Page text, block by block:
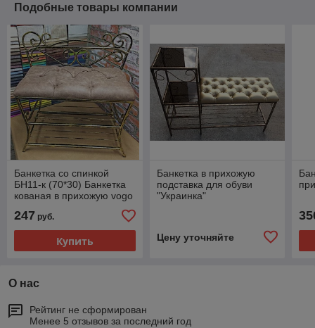
Подобные товары компании
Банкетка со спинкой
БН11-к (70*30) Банкетка
кованая в прихожую vogo
247 руб.
Купить
Банкетка в прихожую
подставка для обуви
"Украинка"
Цену уточняйте
О нас
Рейтинг не сформирован
Менее 5 отзывов за последний год